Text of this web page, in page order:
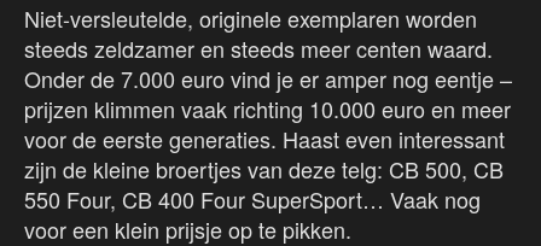
Niet-versleutelde, originele exemplaren worden
steeds zeldzamer en steeds meer centen waard.
Onder de 7.000 euro vind je er amper nog eentje –
prijzen klimmen vaak richting 10.000 euro en meer
voor de eerste generaties. Haast even interessant
zijn de kleine broertjes van deze telg: CB 500, CB
550 Four, CB 400 Four SuperSport… Vaak nog
voor een klein prijsje op te pikken.